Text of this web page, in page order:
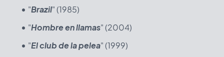
"Brazil" (1985)
"Hombre en llamas" (2004)
"El club de la pelea" (1999)